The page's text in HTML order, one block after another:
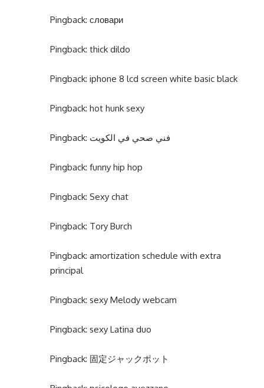
Pingback: словари
Pingback: thick dildo
Pingback: iphone 8 lcd screen white basic black
Pingback: hot hunk sexy
Pingback: فني صحي في الكويت
Pingback: funny hip hop
Pingback: Sexy chat
Pingback: Tory Burch
Pingback: amortization schedule with extra
principal
Pingback: sexy Melody webcam
Pingback: sexy Latina duo
Pingback: 固定ジャックポット